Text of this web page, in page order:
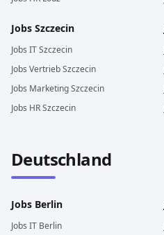
Jobs Szczecin
Jobs ITSzczecin
Jobs VertriebSzczecin
Jobs MarketingSzczecin
Jobs HRSzczecin
Deutschland
Jobs Berlin
Jobs IT Berlin